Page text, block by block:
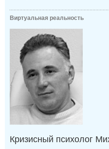
Виртуальная реальность
Кризисный психолог